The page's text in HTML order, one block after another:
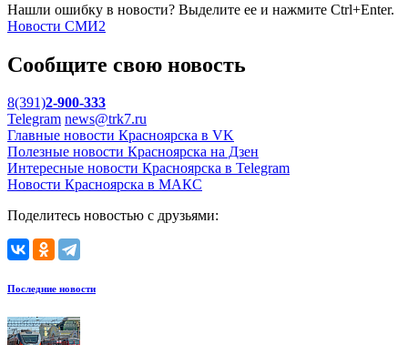
Нашли ошибку в новости? Выделите ее и нажмите Ctrl+Enter.
Новости СМИ2
Сообщите свою новость
8(391)2-900-333
Telegram news@trk7.ru
Главные новости Красноярска в VK
Полезные новости Красноярска на Дзен
Интересные новости Красноярска в Telegram
Новости Красноярска в МАКС
Поделитесь новостью с друзьями:
Последние новости